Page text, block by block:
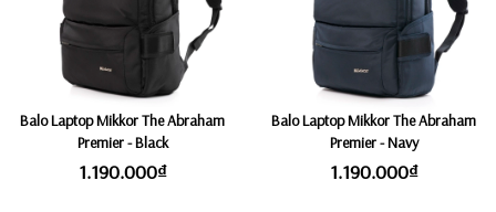
Balo Laptop Mikkor The Abraham
Premier - Black
1.190.000₫
Balo Laptop Mikkor The Abraham
Premier - Navy
1.190.000₫